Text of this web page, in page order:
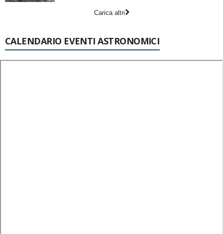
Carica altri
CALENDARIO EVENTI ASTRONOMICI